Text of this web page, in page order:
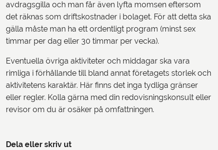
avdragsgilla och man får även lyfta momsen eftersom
det räknas som driftskostnader i bolaget. För att detta ska
gälla måste man ha ett ordentligt program (minst sex
timmar per dag eller 30 timmar per vecka).
Eventuella övriga aktiviteter och middagar ska vara
rimliga i förhållande till bland annat företagets storlek och
aktivitetens karaktär. Här finns det inga tydliga gränser
eller regler. Kolla gärna med din redovisningskonsult eller
revisor om du är osäker på omfattningen.
Dela eller skriv ut